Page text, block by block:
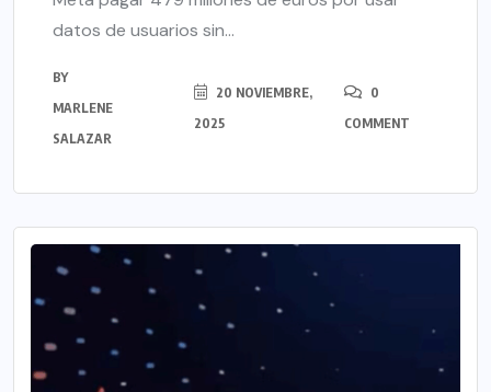
datos de usuarios sin...
BY
MARLENE
SALAZAR
20 NOVIEMBRE,
2025
0
COMMENT